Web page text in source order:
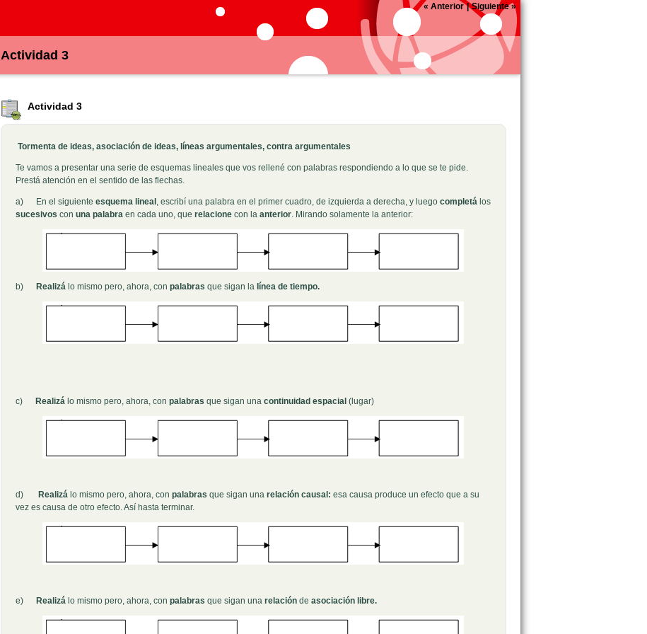
« Anterior|Siguiente»
Actividad 3
Actividad 3
Tormenta de ideas, asociación de ideas, líneas argumentales, contra argumentales
Te vamos a presentar una serie de esquemas lineales que vos rellené con palabras respondiendo a lo que se te pide.
Prestá atención en el sentido de las flechas.
a) En el siguiente esquema lineal , escribí una palabra en el primer cuadro, de izquierda a derecha, y luego completálos
sucesivos con una palabra en cada uno, que relacionecon la anterior. Mirando solamente la anterior:
b) Realizálo mismo pero, ahora, con palabras que sigan la línea de tiempo.
c) Realizálo mismo pero, ahora, con palabras que sigan una continuidad espacial (lugar)
d) Realizálo mismo pero, ahora, con palabras que sigan una relación causal: esa causa produce un efecto que a su
vez es causa de otro efecto. Así hasta terminar.
e) Realizá lo mismo pero, ahora, con palabras que sigan una relaciónde asociación libre.